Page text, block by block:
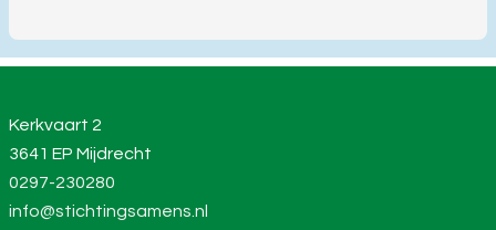
Kerkvaart 2
3641 EP Mijdrecht
0297-230280
info@stichtingsamens.nl